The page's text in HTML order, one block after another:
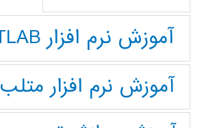
آموزش نرم افزار MATLAB
آموزش نرم افزار متلب